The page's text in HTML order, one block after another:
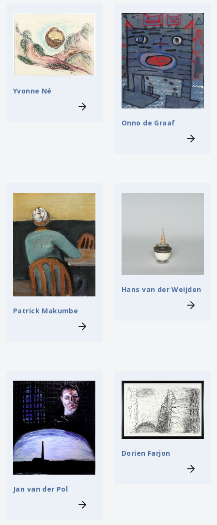
Yvonne Né
Onno de Graaf
Patrick Makumbe
Hans van der Weijden
Jan van der Pol
Dorien Farjon